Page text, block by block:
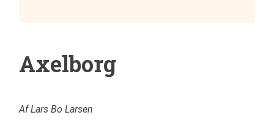
Axelborg
Af Lars Bo Larsen